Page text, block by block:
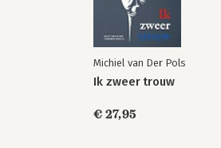
Michiel van Der Pols
Ik zweer trouw
€ 27,95